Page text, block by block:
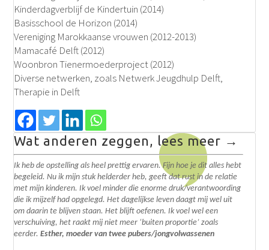
Kinderdagverblijf de Kindertuin (2014)
Basisschool de Horizon (2014)
Vereniging Marokkaanse vrouwen (2012-2013)
Mamacafé Delft (2012)
Woonbron Tienermoederproject (2012)
Diverse netwerken, zoals Netwerk Jeugdhulp Delft,
Therapie in Delft
Wat anderen zeggen, lees meer →
Ik heb de opstelling als heel prettig ervaren. Fijn hoe je dit alles hebt
begeleid. Nu ik mijn stuk helderder heb, geeft dat rust in de relatie
met mijn kinderen. Ik voel minder die enorme druk/verantwoording
die ik mijzelf had opgelegd.Het dagelijkse leven daagt mij wel uit
om daarin te blijven staan. Het blijft oefenen. Ik voel wel een
verschuiving, het raakt mij niet meer ‘buiten proportie’ zoals
eerder.Esther, moeder van twee pubers/jongvolwassenen